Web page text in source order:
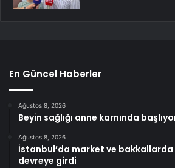
En Güncel Haberler
Ağustos 8, 2026
Beyin sağlığı anne karnında
Ağustos 8, 2026
İstanbul’da market ve
devreye girdi